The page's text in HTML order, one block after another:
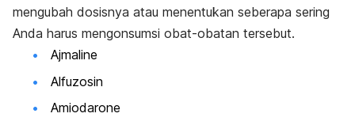
mengubah dosisnya atau menentukan seberapa sering
Anda harus mengonsumsi obat-obatan tersebut.
Ajmaline
Alfuzosin
Amiodarone